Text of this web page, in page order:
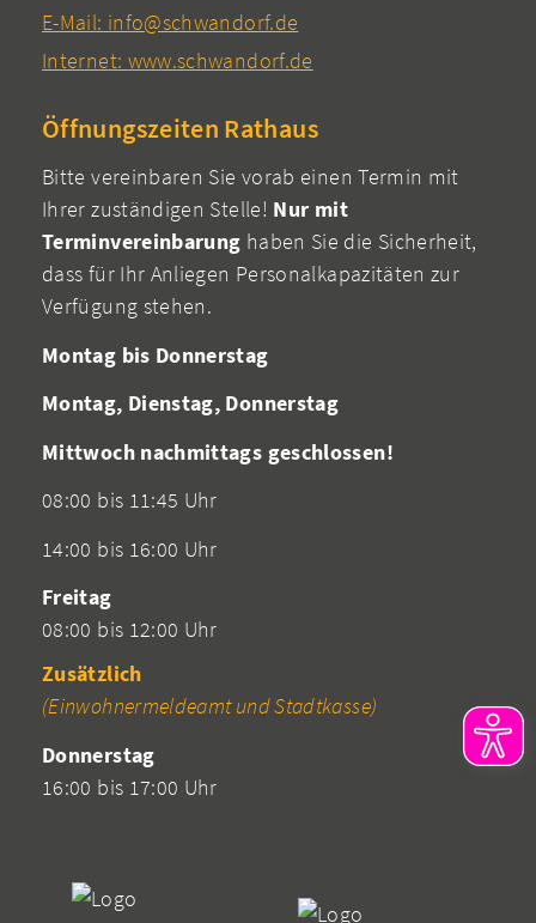
E-Mail: info@schwandorf.de
Internet: www.schwandorf.de
Öffnungszeiten Rathaus
Bitte vereinbaren Sie vorab einen Termin mit
Ihrer zuständigen Stelle! Nur mit
Terminvereinbarung haben Sie die Sicherheit,
dass für Ihr Anliegen Personalkapazitäten zur
Verfügung stehen.
Montag bis Donnerstag
Montag, Dienstag, Donnerstag
Mittwoch nachmittags geschlossen!
08:00 bis 11:45 Uhr
14:00 bis 16:00 Uhr
Freitag
08:00 bis 12:00 Uhr
Zusätzlich
(Einwohnermeldeamt und Stadtkasse)
Donnerstag
16:00 bis 17:00 Uhr